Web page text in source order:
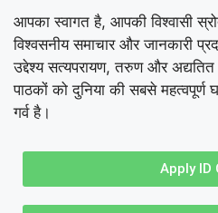
आपका स्वागत है, आपकी विश्वासी
विश्वसनीय समाचार और जानकारी
उद्देश्य सत्यपरायण, तरुण और
पाठकों को दुनिया की सबसे
गर्व है।
Apply ID